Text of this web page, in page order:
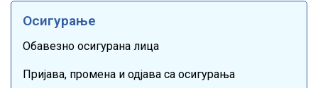
Осигурање
Обавезно осигурана лица
Пријава, промена и одјава са осигурања